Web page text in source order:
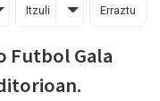
Itzuli Erraztu
Futbol Gala